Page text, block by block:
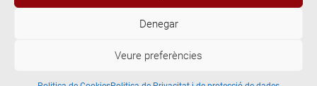
Denegar
Veure preferències
@2026 Escola de teatre El Timbal. Tots els drets reservats
Avís Legal